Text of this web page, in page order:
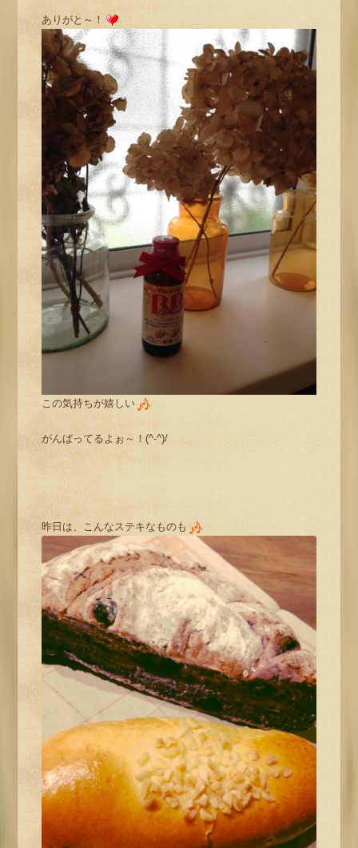
ありがと～！
この気持ちが嬉しい
がんばってるよぉ～！(^-^)/
昨日は、こんなステキなものも